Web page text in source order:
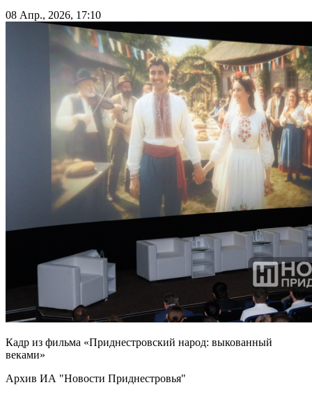
08 Апр., 2026, 17:10
Кадр из фильма «Приднестровский народ: выкованный
веками»
Архив ИА "Новости Приднестровья"